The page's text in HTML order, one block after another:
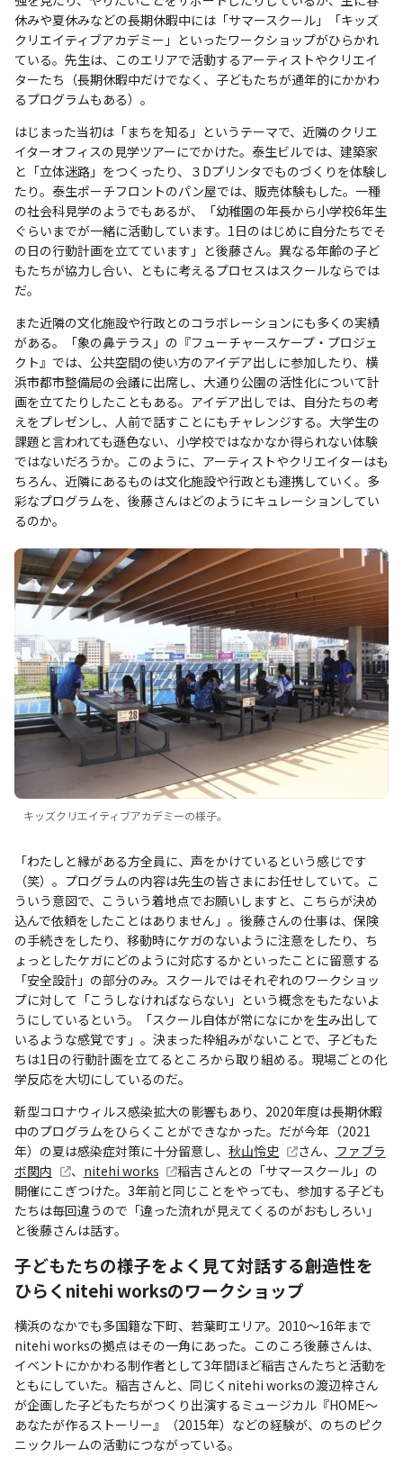
休みや夏休みなどの長期休暇中には「サマースクール」「キッズ
クリエイティブアカデミー」といったワークショップがひらかれ
ている。先生は、このエリアで活動するアーティストやクリエイ
ターたち（長期休暇中だけでなく、子どもたちが通年的にかかわ
るプログラムもある）。
はじまった当初は「まちを知る」というテーマで、近隣のクリエ
イターオフィスの見学ツアーにでかけた。泰生ビルでは、建築家
と「立体迷路」をつくったり、３Dプリンタでものづくりを体験し
たり。泰生ポーチフロントのパン屋では、販売体験もした。一種
の社会科見学のようでもあるが、「幼稚園の年長から小学校6年生
ぐらいまでが一緒に活動しています。1日のはじめに自分たちでそ
の日の行動計画を立てています」と後藤さん。異なる年齢の子ど
もたちが協力し合い、ともに考えるプロセスはスクールならでは
だ。
また近隣の文化施設や行政とのコラボレーションにも多くの実績
がある。「象の鼻テラス」の『フューチャースケープ・プロジェ
クト』では、公共空間の使い方のアイデア出しに参加したり、横
浜市都市整備局の会議に出席し、大通り公園の活性化について計
画を立てたりしたこともある。アイデア出しでは、自分たちの考
えをプレゼンし、人前で話すことにもチャレンジする。大学生の
課題と言われても遜色ない、小学校ではなかなか得られない体験
ではないだろうか。このように、アーティストやクリエイターはも
ちろん、近隣にあるものは文化施設や行政とも連携していく。多
彩なプログラムを、後藤さんはどのようにキュレーションしてい
るのか。
キッズクリエイティブアカデミーの様子。
「わたしと縁がある方全員に、声をかけているという感じです
（笑）。プログラムの内容は先生の皆さまにお任せしていて。こ
ういう意図で、こういう着地点でお願いしますと、こちらが決め
込んで依頼をしたことはありません」。後藤さんの仕事は、保険
の手続きをしたり、移動時にケガのないように注意をしたり、ち
ょっとしたケガにどのように対応するかといったことに留意する
「安全設計」の部分のみ。スクールではそれぞれのワークショッ
プに対して「こうしなければならない」という概念をもたないよ
うにしているという。「スクール自体が常になにかを生み出して
いるような感覚です」。決まった枠組みがないことで、子どもた
ちは1日の行動計画を立てるところから取り組める。現場ごとの化
学反応を大切にしているのだ。
新型コロナウィルス感染拡大の影響もあり、2020年度は長期休暇
中のプログラムをひらくことができなかった。だが今年（2021
年）の夏は感染症対策に十分留意し、 秋山怜史 さん、 ファブラ
ボ関内
、 nitehi works
稲吉さんとの「サマースクール」の
開催にこぎつけた。3年前と同じことをやっても、参加する子ども
たちは毎回違うので「違った流れが見えてくるのがおもしろい」
と後藤さんは話す。
子どもたちの様子をよく見て対話する――創造性を
ひらくnitehi worksのワークショップ
横浜のなかでも多国籍な下町、若葉町エリア。2010～16年まで
nitehi worksの拠点はその一角にあった。このころ後藤さんは、
イベントにかかわる制作者として3年間ほど稲吉さんたちと活動を
ともにしていた。稲吉さんと、同じくnitehi worksの渡辺梓さん
が企画した子どもたちがつくり出演するミュージカル『HOME～
あなたが作るストーリー』（2015年）などの経験が、のちのピク
ニックルームの活動につながっている。